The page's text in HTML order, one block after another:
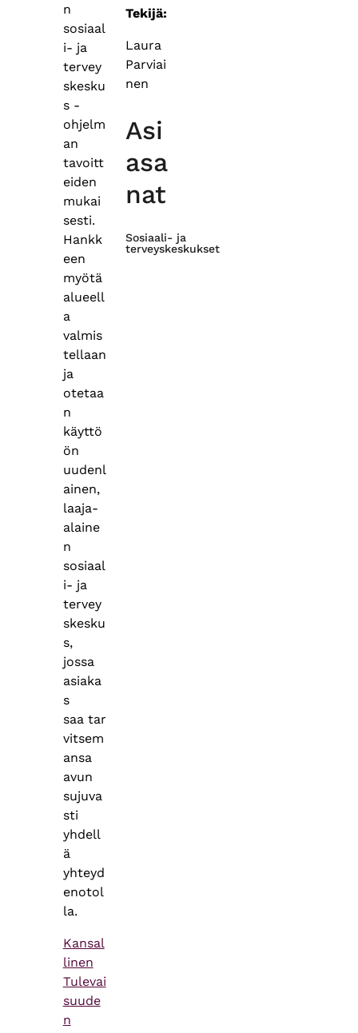
n
sosiaal
i- ja
tervey
skesku
s -
ohjelm
an
tavoitt
eiden
mukai
sesti.
Hankk
een
myötä
alueell
a
valmis
tellaan
ja
otetaa
n
käyttö
ön
uudenl
ainen,
laaja-
alaine
n
sosiaal
i- ja
tervey
skesku
s,
jossa
asiaka
s
saa tar
vitsem
ansa
avun
sujuva
sti
yhdell
ä
yhteyd
enotol
la.
Kansal
linen
Tulevai
suude
n
Tekijä:
Laura
Parviai
nen
Asi
asa
nat
Sosiaali- ja
terveyskeskukset